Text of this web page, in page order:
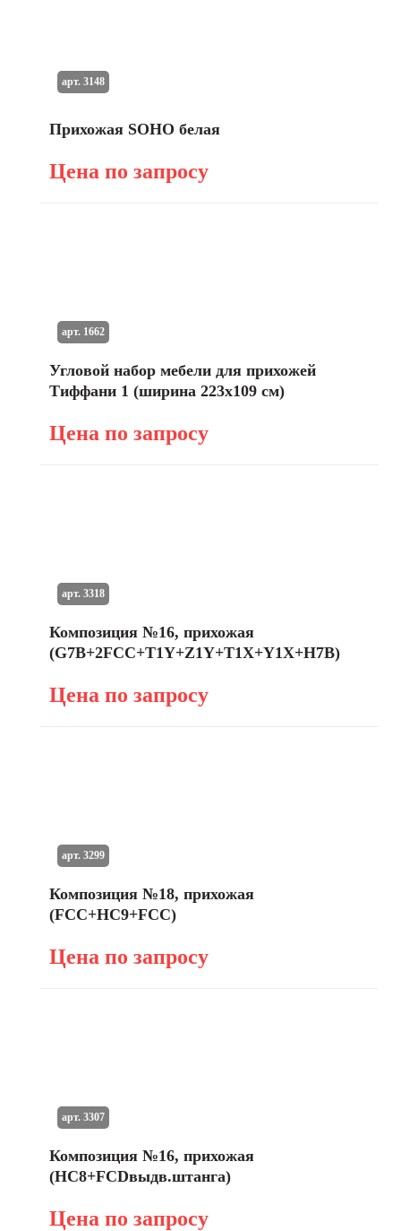
Прихожая SOHO белая
Цена по запросу
арт. 3148
Угловой набор мебели для прихожей
Тиффани 1 (ширина 223х109 см)
Цена по запросу
арт. 1662
Композиция №16, прихожая
(G7B+2FCC+T1Y+Z1Y+T1X+Y1X+H7B)
Цена по запросу
арт. 3318
Композиция №18, прихожая
(FCC+HC9+FCC)
Цена по запросу
арт. 3299
Композиция №16, прихожая
(HC8+FCDвыдв.штанга)
Цена по запросу
арт. 3307